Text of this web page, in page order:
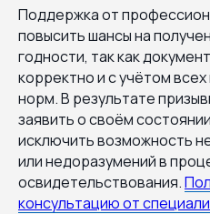
Поддержка от
повысить шансы на
годности, так как
корректно и с учётом
норм. В результате
заявить о своём
исключить возможность
или недоразумений в
освидетельствования.
консультацию от